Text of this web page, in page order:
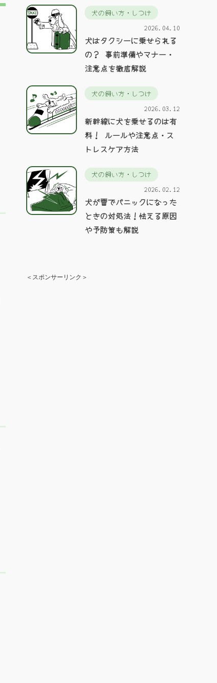
犬の飼い方・しつけ
2026.04.10
犬はタクシーに乗せられる
の？ 事前準備やマナー・
注意点を徹底解説
犬の飼い方・しつけ
2026.03.12
新幹線に犬を乗せるのは有
料！ ルールや注意点・ス
トレスケア方法
犬の飼い方・しつけ
2026.02.12
犬が雷でパニックになった
ときの対処法！怯える原因
や予防策も解説
＜スポンサーリンク＞